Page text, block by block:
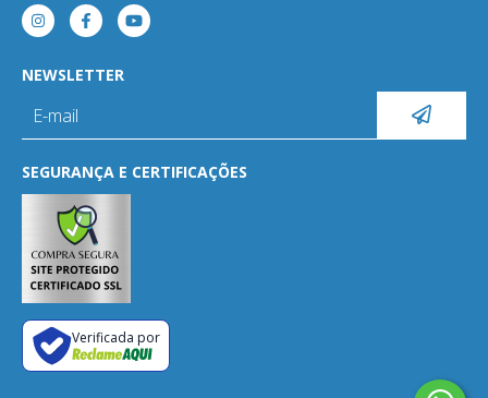
NEWSLETTER
SEGURANÇA E CERTIFICAÇÕES
Verificada por